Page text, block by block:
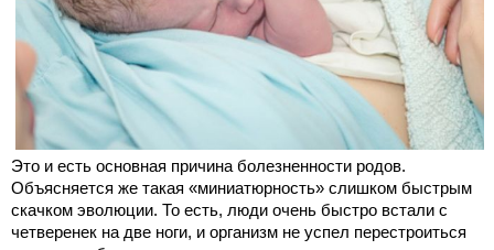
Это и есть основная причина болезненности родов.
Объясняется же такая «миниатюрность» слишком быстрым
скачком эволюции. То есть, люди очень быстро встали с
четверенек на две ноги, и организм не успел перестроиться